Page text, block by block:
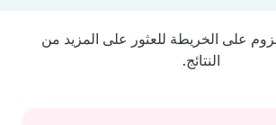
على الخريطة للعثور على المزيد من
النتائج.